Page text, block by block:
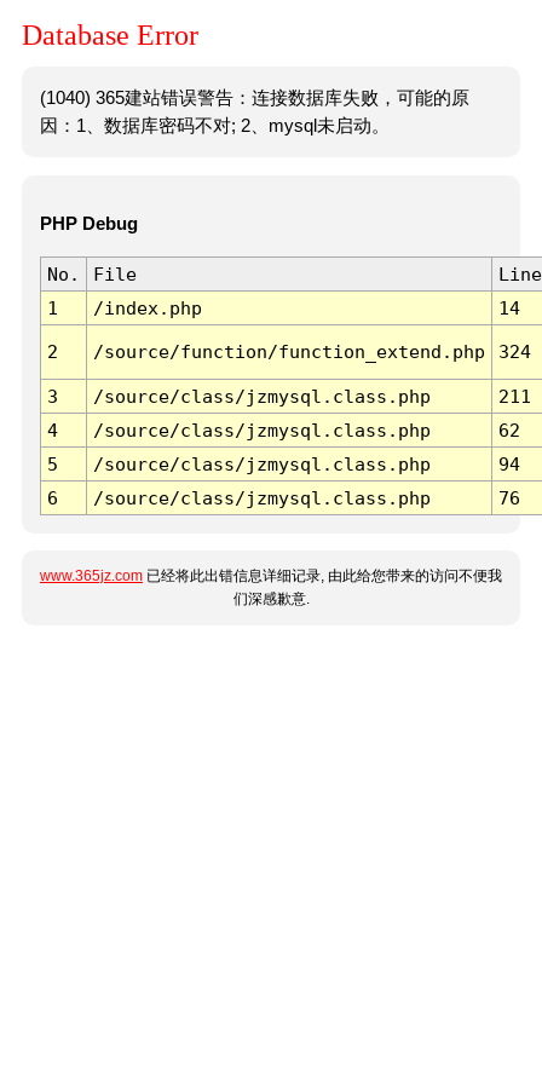
Database Error
(1040) 365建站错误警告：连接数据库失败，可能的原
因：1、数据库密码不对; 2、mysql未启动。
PHP Debug
No. File
Line
1
/index.php 14
2 /source/function/function_extend.php 324
3 /source/class/jzmysql.class.php
211
4
/source/class/jzmysql.class.php
62
5
/source/class/jzmysql.class.php
94
6
/source/class/jzmysql.class.php 76
www.365jz.com 已经将此出错信息详细记录, 由此给您带来的访问不便我
们深感歉意.